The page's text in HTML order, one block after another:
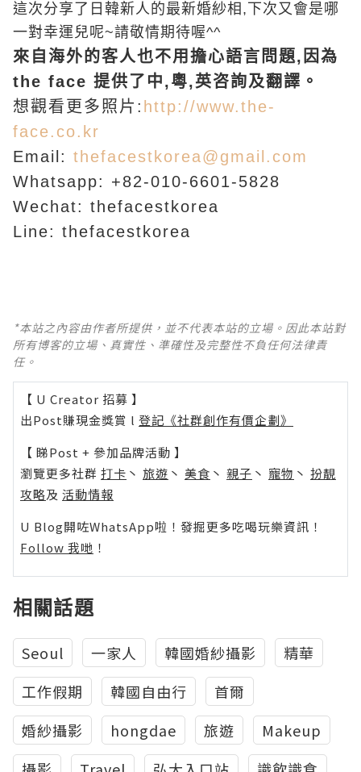
這次分享了日韓新人的最新婚紗相,下次又會是哪
一對幸運兒呢~請敬情期待喔^^
來自海外的客人也不用擔心語言問題,因為
the face 提供了中,粵,英咨詢及翻譯。
想觀看更多照片: http://www.the-
face.co.kr
Email: thefacestkorea@gmail.com
Whatsapp: +82-010-6601-5828
Wechat: thefacestkorea
Line: thefacestkorea
*本站之內容由作者所提供，並不代表本站的立場。因此本站對
所有博客的立場、真實性、準確性及完整性不負任何法律責
任。
【 U Creator 招募 】
出Post賺現金獎賞 l 登記《社群創作有價企劃》
【 睇Post + 參加品牌活動 】
瀏覽更多社群 打卡 丶 旅遊 丶 美食 丶 親子 丶 寵物 丶 扮靚
攻略及 活動情報
U Blog開咗WhatsApp啦！發掘更多吃喝玩樂資訊！
Follow 我哋 ！
相關話題
Seoul 一家人 韓國婚紗攝影
精華
工作假期
韓國自由行
首爾
婚紗攝影
hongdae 旅遊
Makeup